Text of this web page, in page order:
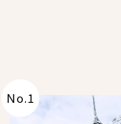
No.1